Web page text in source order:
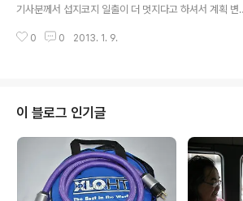
기사분께서 섭지코지 일출이 더 멋지다고 하셔서 계획 변
택시에서 내리면서 기사님이 손가락을 가리키며 저쪽으로
어렵사리 찾아가긴 했지만, 구름이 하늘을 덮어버린지라
일출 보는건 포기해야 했다.다행히 나오는 길에 충청도에
서 오셨다는 노부부께서 차를 태워주셔서 성산 일출봉 방
면으로 편히 올 수 있었는데, 그 먼 거리를 걸어가려 했으
니...-.- 큰 길까지 나가는데만 족히 30~40분은 걸렸을거
다.걸어갔으면 욕 옴팡지게 얻어먹을뻔했다.
0 0 2013. 1. 9.
이 블로그 인기글